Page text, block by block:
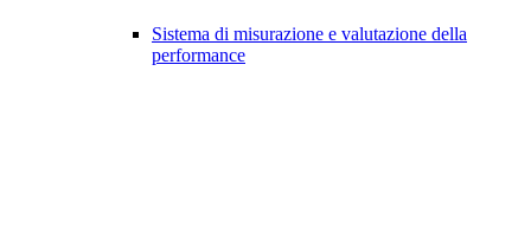
Sistema di misurazione e valutazione della
performance